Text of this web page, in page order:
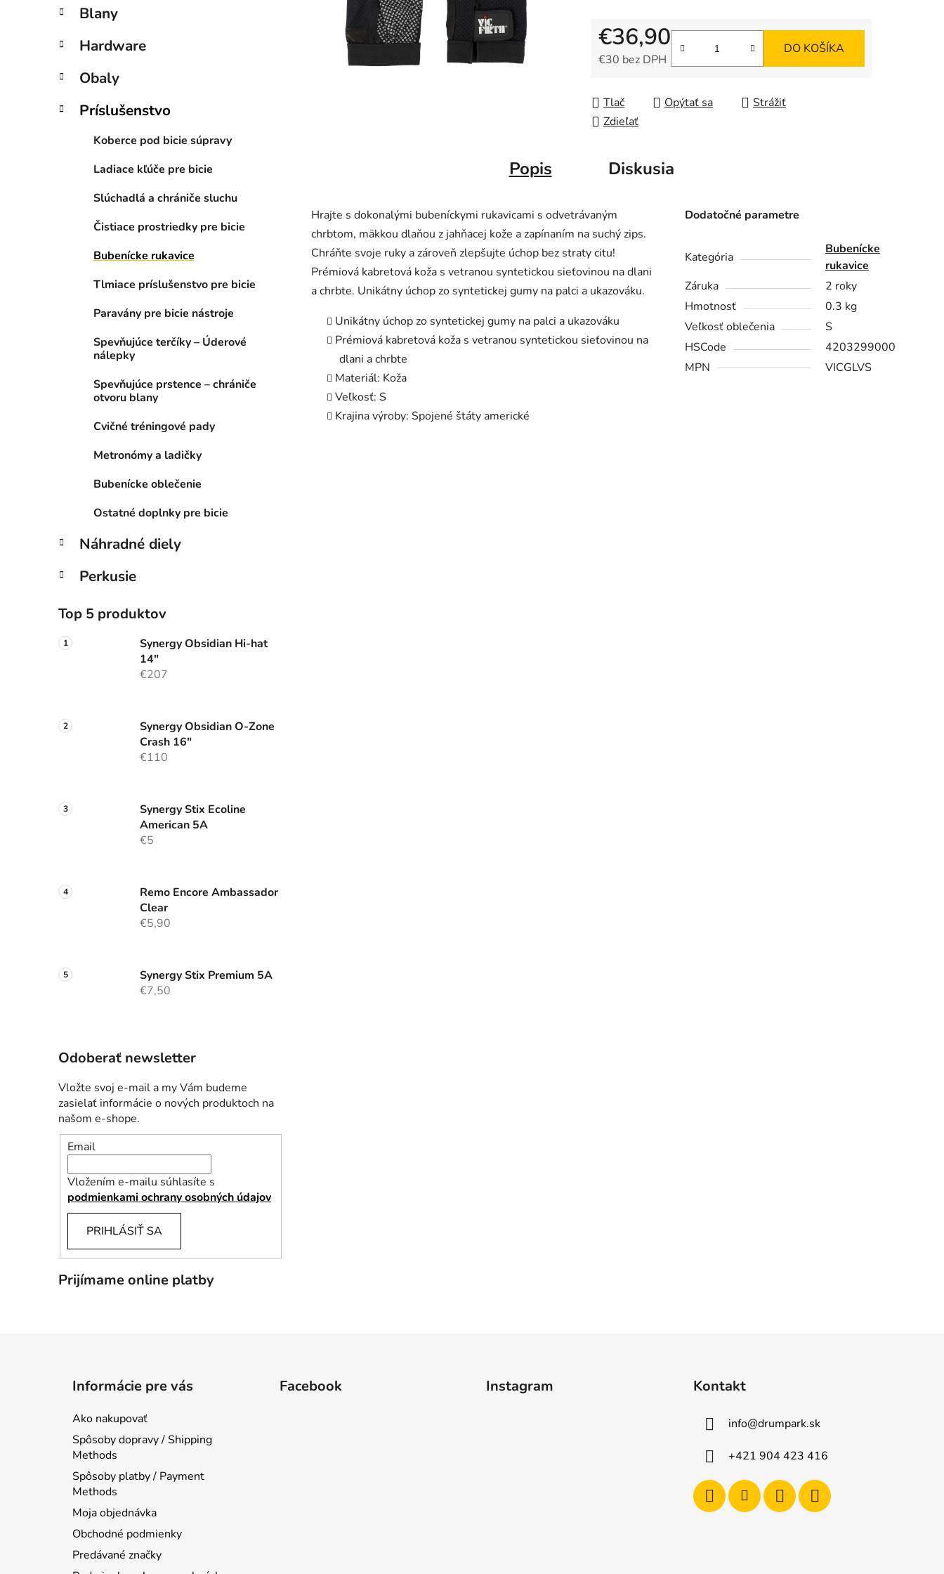
e
l
Blany
Hardware
Obaly
Príslušenstvo
Koberce pod bicie súpravy
Ladiace kľúče pre bicie
Slúchadlá a chrániče sluchu
Čistiace prostriedky pre bicie
Bubenícke rukavice
Tlmiace príslušenstvo pre bicie
Paravány pre bicie nástroje
Spevňujúce terčíky – Úderové
nálepky
Spevňujúce prstence – chrániče
otvoru blany
Cvičné tréningové pady
Metronómy a ladičky
Bubenícke oblečenie
Ostatné doplnky pre bicie
Náhradné diely
Perkusie
Top 5 produktov
Synergy Obsidian Hi-hat
14"
€207
Synergy Obsidian O-Zone
Crash 16"
€110
Synergy Stix Ecoline
American 5A
€5
Remo Encore Ambassador
Clear
€5,90
Synergy Stix Premium 5A
€7,50
Odoberať newsletter
Vložte svoj e-mail a my Vám budeme
zasielať informácie o nových produktoch na
našom e-shope.
Email
Vložením e-mailu súhlasíte s
podmienkami ochrany osobných údajov
PRIHLÁSIŤ SA
Prijímame online platby
€36,90
€30 bez DPH
DO KOŠÍKA
Tlač Opýtať sa
Strážiť
Zdieľať
Popis Diskusia
Hrajte s dokonalými bubeníckymi rukavicami s odvetrávaným
chrbtom, mäkkou dlaňou z jahňacej kože a zapínaním na suchý zips.
Chráňte svoje ruky a zároveň zlepšujte úchop bez straty citu!
Prémiová kabretová koža s vetranou syntetickou sieťovinou na dlani
a chrbte. Unikátny úchop zo syntetickej gumy na palci a ukazováku.
Unikátny úchop zo syntetickej gumy na palci a ukazováku
Prémiová kabretová koža s vetranou syntetickou sieťovinou na
dlani a chrbte
Materiál: Koža
Veľkosť: S
Krajina výroby: Spojené štáty americké
Dodatočné parametre
Kategória
Bubenícke
rukavice
Záruka
2 roky
Hmotnosť
0.3 kg
Veľkosť oblečenia
S
HSCode
4203299000
MPN
VICGLVS
Informácie pre vás
Ako nakupovať
Spôsoby dopravy / Shipping
Methods
Spôsoby platby / Payment
Methods
Moja objednávka
Obchodné podmienky
Predávané značky
Facebook Instagram Kontakt
info@drumpark.sk
+421 904 423 416